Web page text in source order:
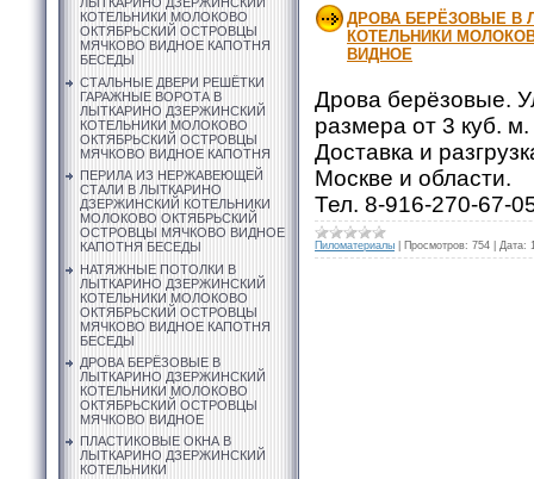
ЛЫТКАРИНО ДЗЕРЖИНСКИЙ
КОТЕЛЬНИКИ МОЛОКОВО
ОКТЯБРЬСКИЙ ОСТРОВЦЫ
МЯЧКОВО ВИДНОЕ КАПОТНЯ
БЕСЕДЫ
СТАЛЬНЫЕ ДВЕРИ РЕШЁТКИ
ГАРАЖНЫЕ ВОРОТА В
ЛЫТКАРИНО ДЗЕРЖИНСКИЙ
КОТЕЛЬНИКИ МОЛОКОВО
ОКТЯБРЬСКИЙ ОСТРОВЦЫ
МЯЧКОВО ВИДНОЕ КАПОТНЯ
ПЕРИЛА ИЗ НЕРЖАВЕЮЩЕЙ
СТАЛИ В ЛЫТКАРИНО
ДЗЕРЖИНСКИЙ КОТЕЛЬНИКИ
МОЛОКОВО ОКТЯБРЬСКИЙ
ОСТРОВЦЫ МЯЧКОВО ВИДНОЕ
КАПОТНЯ БЕСЕДЫ
НАТЯЖНЫЕ ПОТОЛКИ В
ЛЫТКАРИНО ДЗЕРЖИНСКИЙ
КОТЕЛЬНИКИ МОЛОКОВО
ОКТЯБРЬСКИЙ ОСТРОВЦЫ
МЯЧКОВО ВИДНОЕ КАПОТНЯ
БЕСЕДЫ
ДРОВА БЕРЁЗОВЫЕ В
ЛЫТКАРИНО ДЗЕРЖИНСКИЙ
КОТЕЛЬНИКИ МОЛОКОВО
ОКТЯБРЬСКИЙ ОСТРОВЦЫ
МЯЧКОВО ВИДНОЕ
ПЛАСТИКОВЫЕ ОКНА В
ЛЫТКАРИНО ДЗЕРЖИНСКИЙ
КОТЕЛЬНИКИ
ДРОВА БЕРЁЗОВЫЕ В
КОТЕЛЬНИКИ
ВИДНОЕ
Дрова берёзовые.
размера от 3 куб. м.
Доставка и
Москве и области.
Тел. 8-916-270-67-
Пиломатериалы Просмотров: 754 Дата: